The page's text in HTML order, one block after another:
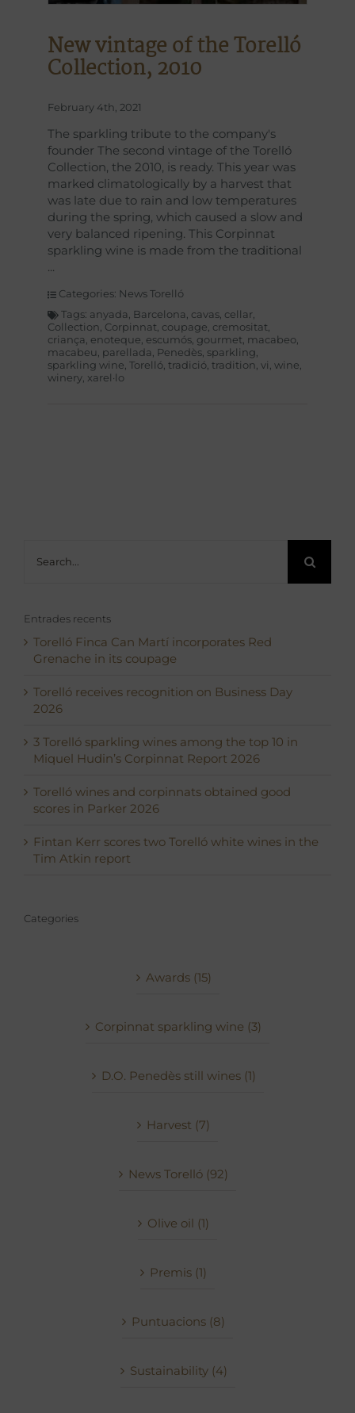
New vintage of the Torelló
Collection, 2010
February 4th, 2021
The sparkling tribute to the company's
founder The second vintage of the Torelló
Collection, the 2010, is ready. This year was
marked climatologically by a harvest that
was late due to rain and low temperatures
during the spring, which caused a slow and
very balanced ripening. This Corpinnat
sparkling wine is made from the traditional
Categories: News Torelló
Tags: anyada Barcelona cavas cellar
Collection Corpinnat coupage cremositat
criança enoteque escumós gourmet macabeo
macabeu parellada Penedès sparkling
sparkling wine Torelló tradició tradition vi wine
winery xarel·lo
for:
Entrades recents
Torelló Finca Can Martí incorporates Red
Grenache in its coupage
Torelló receives recognition on Business Day
2026
3 Torelló sparkling wines among the top 10 in
Miquel Hudin’s Corpinnat Report 2026
Torelló wines and corpinnats obtained good
scores in Parker 2026
Fintan Kerr scores two Torelló white wines in the
Tim Atkin report
Categories
Awards (15)
Corpinnat sparkling wine (3)
D.O. Penedès still wines (1)
Harvest (7)
News Torelló (92)
Olive oil (1)
Premis (1)
Puntuacions (8)
Sustainability (4)